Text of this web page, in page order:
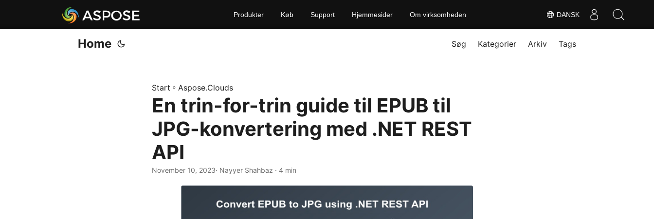
DANSK
Produkter Køb Support Hjemmesider Om virksomheden
Home Søg Kategorier Arkiv Tags
Start » Aspose.Clouds
En trin-for-trin guide til EPUB til
JPG-konvertering med .NET REST
API
November 10, 2023· Nayyer Shahbaz · 4 min